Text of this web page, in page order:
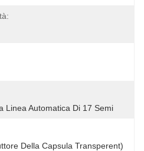
Linea Automatica Di 17 Semi
Della Capsula Transperent)